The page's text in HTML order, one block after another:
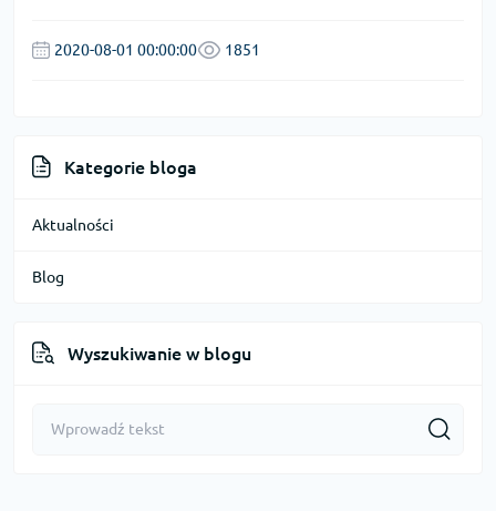
2020-08-01 00:00:00 1851
Kategorie bloga
Aktualności
Blog
Wyszukiwanie w blogu